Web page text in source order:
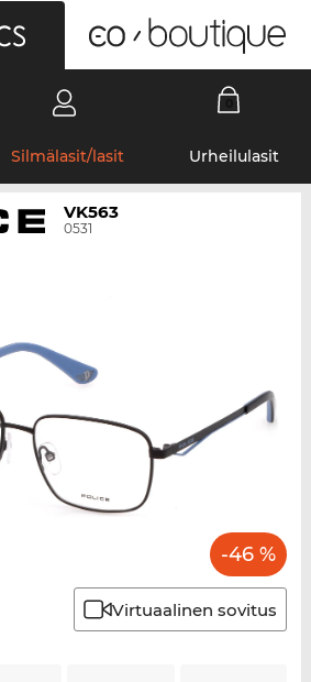
Silmälasit/lasit Urheilulasit
VK563
0531
-46 %
Virtuaalinen sovitus